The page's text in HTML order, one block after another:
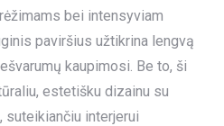
bei intensyviam
paviršius užtikrina lengvą
kaupimosi. Be to, ši
estetišku dizainu su
suteikiančiu interjerui